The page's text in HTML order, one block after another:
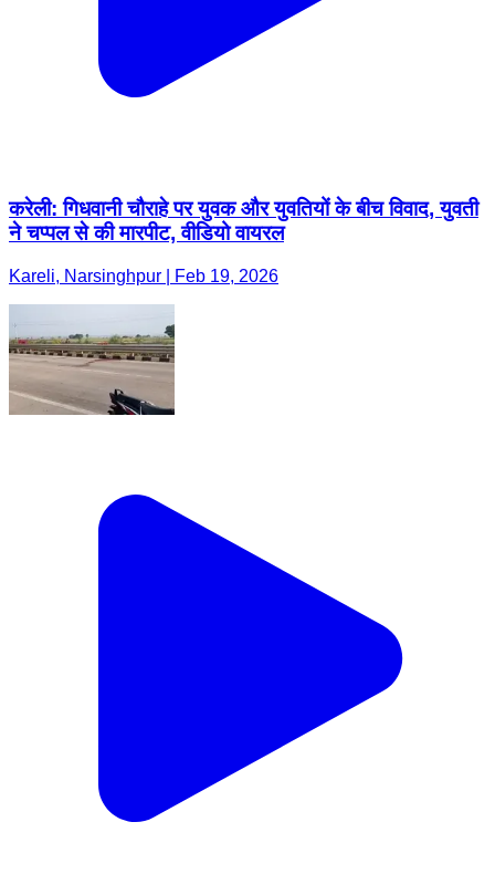
करेली: गिधवानी चौराहे पर युवक और युवतियों के बीच विवाद, युवती
ने चप्पल से की मारपीट, वीडियो वायरल
Kareli, Narsinghpur | Feb 19, 2026